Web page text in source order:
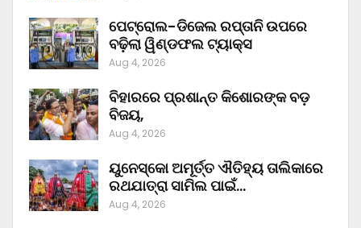
ପେଟ୍ରୋଲ-ଡିଜେଲ ରପ୍ତାନି ଉପରେ
ବଢ଼ିଲା ୱିଣ୍ଡଫଲ ଟ୍ୟାକ୍ସ
Aug 4, 2026
ବିହାରରେ ପ୍ରଶାନ୍ତ କିଶୋରଙ୍କ ବଡ଼
ବିଜୟ,
Aug 4, 2026
ୟୁନେସ୍କୋ ଅମୂର୍ତ୍ତ ଐତିହ୍ୟ ତାଲିକାରେ
ରଥଯାତ୍ରା ସାମିଲ ପାଇଁ…
Aug 4, 2026